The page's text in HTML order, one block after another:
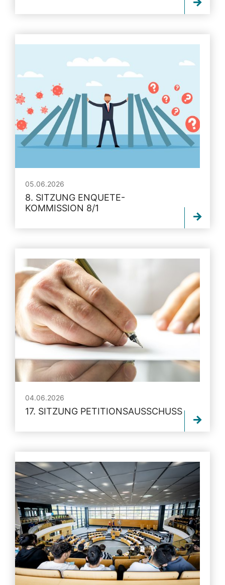
05.06.2026
8. SITZUNG ENQUETE-
KOMMISSION 8/1
04.06.2026
17. SITZUNG PETITIONSAUSSCHUSS